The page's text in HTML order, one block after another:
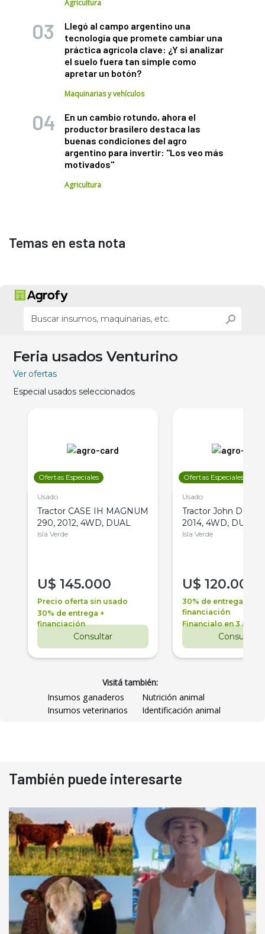
Agricultura
Llegó al campo argentino una
tecnología que promete cambiar una
práctica agrícola clave: ¿Y si analizar
el suelo fuera tan simple como
apretar un botón?
Maquinarias y vehículos
En un cambio rotundo, ahora el
productor brasilero destaca las
buenas condiciones del agro
argentino para invertir: "Los veo más
motivados"
Agricultura
Temas en esta nota
Feria usados Venturino
Ver ofertas
Especial usados seleccionados
Ofertas Especiales
Usado
Tractor CASE IH MAGNUM
290, 2012, 4WD, DUAL
Isla Verde
U$ 145.000
Precio oferta sin usado
30% de entrega +
financiación
Consultar
Ofertas Especiales
Usado
Tractor John Deere
2014, 4WD, DUAL
Isla Verde
U$ 120.000
30% de entrega +
financiación
Financialo en 3 años
Consultar
Visitá también:
Insumos ganaderos
Nutrición animal
Insumos veterinarios
Identificación animal
También puede interesarte